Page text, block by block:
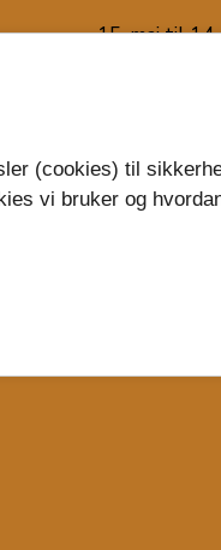
15. mai til
Telefon: 33
(cookies) til
vi bruker og